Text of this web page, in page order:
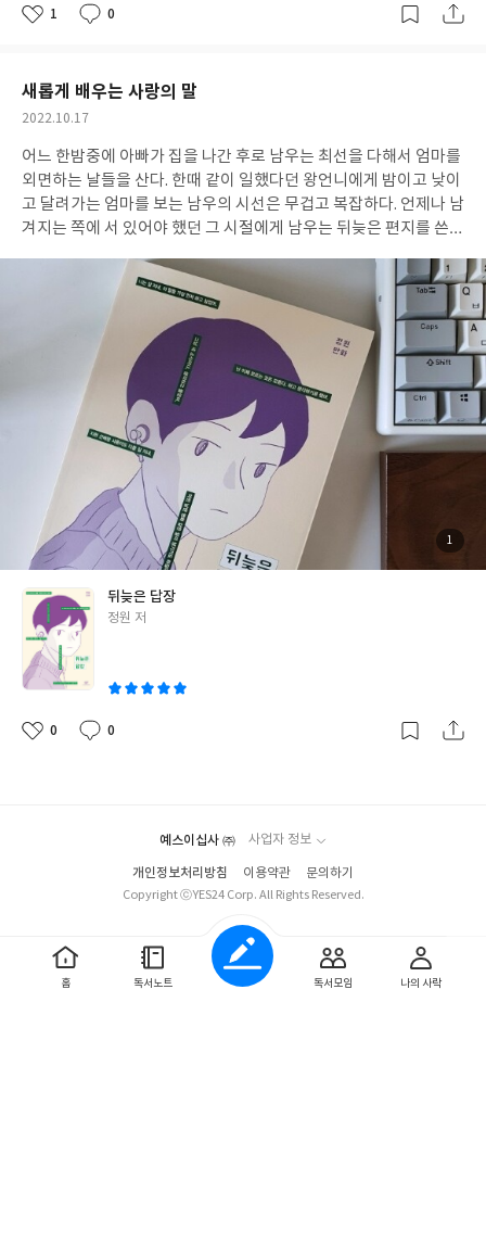
는 백 년 앞을 이해할 수 없었(24쪽)”으므로 안중근은 권총을 품에
다. “코레아 후라.” 역사가 알려주듯이 안중근의 말은 일본 외무성의
의도대로 각색되고 폄하되었다. 일본은 안중근의 의거를 정치성이
역사는 진실을 드러내는 방향으로 흐르는 법이었다. 안중근의 말은
조작된 역사를 부수고 100년을 넘게 이어지고 있었다. 거리가 좁혀
지지 않는 과녁에 쏘아진 총알처럼. 거짓된 정의로 약자를 짓밟고 죽
이던 자들 보란 듯이. 그의 말은 추진력을 잃지 않고 세기의 허공을
된 세상에 살고 있는 건 아닌가. 남의 나라를 탈취하고 사람의 생명
을 빼앗는 자를 수수방관하는 건 죄악이 아닌가. 풍진시대 속에서 발
없이 살아가는 사람들에게 신념의 뿌리로 돋아나는 말. 영웅이 된 자
의 말이었다.
좋
1
댓
0
작
새롭게 배우는 사랑의 말
작
일
2022.10.17
어느 한밤중에 아빠가 집을 나간 후로 남우는 최선을 다해서 엄마를
외면하는 날들을 산다. 한때 같이 일했다던 왕언니에게 밤이고 낮이
고 달려가는 엄마를 보는 남우의 시선은 무겁고 복잡하다. 언제나 남
겨지는 쪽에 서 있어야 했던 그 시절에게 남우는 뒤늦은 편지를 쓴
싶다기보다는 아마 그리울 거야. 그런 것도 사랑일까. 그렇다면 난
우리 동네처럼 너를 사랑해. _정원, 『뒤늦은 답장』 253쪽 정원의
만화 『뒤늦은 답장』은 열여덟 살 겨울에 받았던 누군가의 편지에
뒤늦게 부치는 마음이다. 부모님을 이해할 수 없었고, 주변 어른들
에게는 환멸을 느꼈으며, 세상이 정한 절차보다 내가 좋아하는 일을
과녁으로 스스로 쏘아지고 싶던 때. 혼란스러웠지만 확실한 사랑이
있었고, 일탈과 순응 사이에서 어깨를 나란히 하고 갈지之자로 함께
걸어나가던 친구들이 있었다. 나의 18세를 떠올려봤다. 19세로 넘
어가던 그 문턱의 겨울. 나의 어떤 마음이 얼어붙었고, 나는 또 어떻
게 봄으로 나아갔을까. 남우는 사랑을 했다. 영화를 사랑하고, 재근
을 사랑했다. 남우의 사랑하는 마음은 또 다른 친구인 성호와 엄마의
마음과 겹쳐진다. 성호는 피시방에서 알바를 하며 혼자서 생계를 꾸
려가는 친구다. 집에 홀로 남겨진 남우가 갈 곳을 찾지 못해 피시방
을 갈 때면 제 몫의 콜라를 넘겨주곤 했다. 사장이 다짜고짜 해고하
며 월급을 동전으로 던져주어도, 묵묵히 동전의 개수를 헤아리며 제
가 들인 노동의 대가를 확인하던 아이. 친구들이 대학생이 되었을 때
세계 일주를 떠난 그는 자신이 선택한 길을, 그로 빚는 삶을 묵묵히
사랑할 줄 아는 이었다. 자신의 형편을 변명으로 삼지 않고, 변함없
었다. 엄마의 마음은 조금 복잡했다. 남우의 부모님이 어떤 이유로
이”가 되어서 밤낮없이 달려간다. 그때마다 남우는 방치된다. 남우
가 느끼기에는 자신이 언제나 왕언니 다음으로 밀쳐지는 기분이 들
었을지도 모를 일이다. 뒤이어진 남우의 행동이 그를 뒷받침한다. 남
우는 엄마를 무시한다. 의도적으로 못 들은 척하고, 안 보려고 한다.
그러면서도 생각한다. “우리는 누가 누구의 예쁜이였을까?”(99쪽)
엄마의 모습은 남우와 자주 겹쳐진다. 동성에게 특별한 감정을 품어
첨
부
사
1
뒤늦은 답장
글
정원 저
좋
0
댓
0
작
홈 독서노트 독서모임 나의 사락
예스이십사 ㈜ 사업자 정보
개인정보처리방침 이용약관
문의하기
Copyright ⓒYES24 Corp. All Rights Reserved.